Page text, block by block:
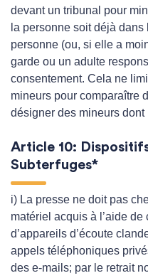
devant un tribunal pour
la personne soit déjà
personne (ou, si elle a
garde ou un adulte
consentement. Cela ne
mineurs pour comparaître
désigner des mineurs dont
Article 10:
Subterfuges*
i) La presse ne doit pas
matériel acquis à l’aide
d’appareils d’écoute
appels téléphoniques
des e-mails; par le retrait